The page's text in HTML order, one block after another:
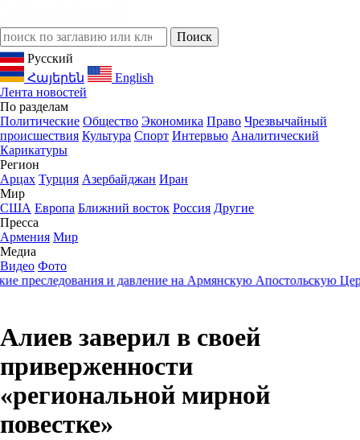
Русский
Հայերեն
English
Лента новостей
По разделам
Политические Общество Экономика Право Чрезвычайный
происшествия Культура Спорт Интервью Аналитический
Карикатуры
Регион
Арцах Турция Азербайджан Иран
Мир
США Европа Ближний восток Россия Другие
Пресса
Армения Мир
Медиа
Видео Фото
и давление на Армянскую Апостольскую
Алиев заверил в своей
приверженности
«региональной мирной
повестке»